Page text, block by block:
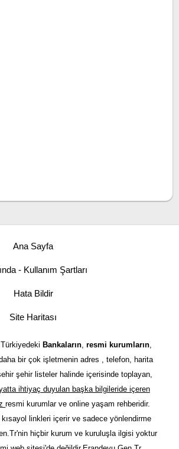
Ana Sayfa
- Kullanım Şartları
Hata Bildir
Site Haritası
Bankaların, resmi kurumların,
bir çok işletmenin adres , telefon, harita
şehir listeler halinde içerisinde toplayan,
ihtiyaç duyulan başka bilgileride içeren
resmi kurumlar ve online yaşam rehberidir.
linkleri içerir ve sadece yönlendirme
hiçbir kurum ve kuruluşla ilgisi yoktur